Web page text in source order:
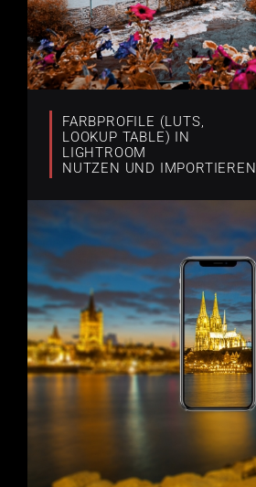
FARBPROFILE (LUTS,
LOOKUP TABLE) IN
LIGHTROOM
NUTZEN UND IMPORTIEREN